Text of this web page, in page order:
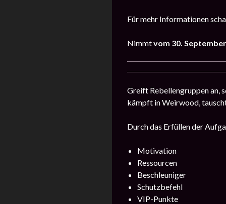
Für mehr Informationen
Nimmtvom 30.
Greift Rebellengruppen an,
kämpft in Weirwood,
Durch das Erfüllen der
Motivation
Ressourcen
Beschleuniger
Schutzbefehl
VIP-Punkte